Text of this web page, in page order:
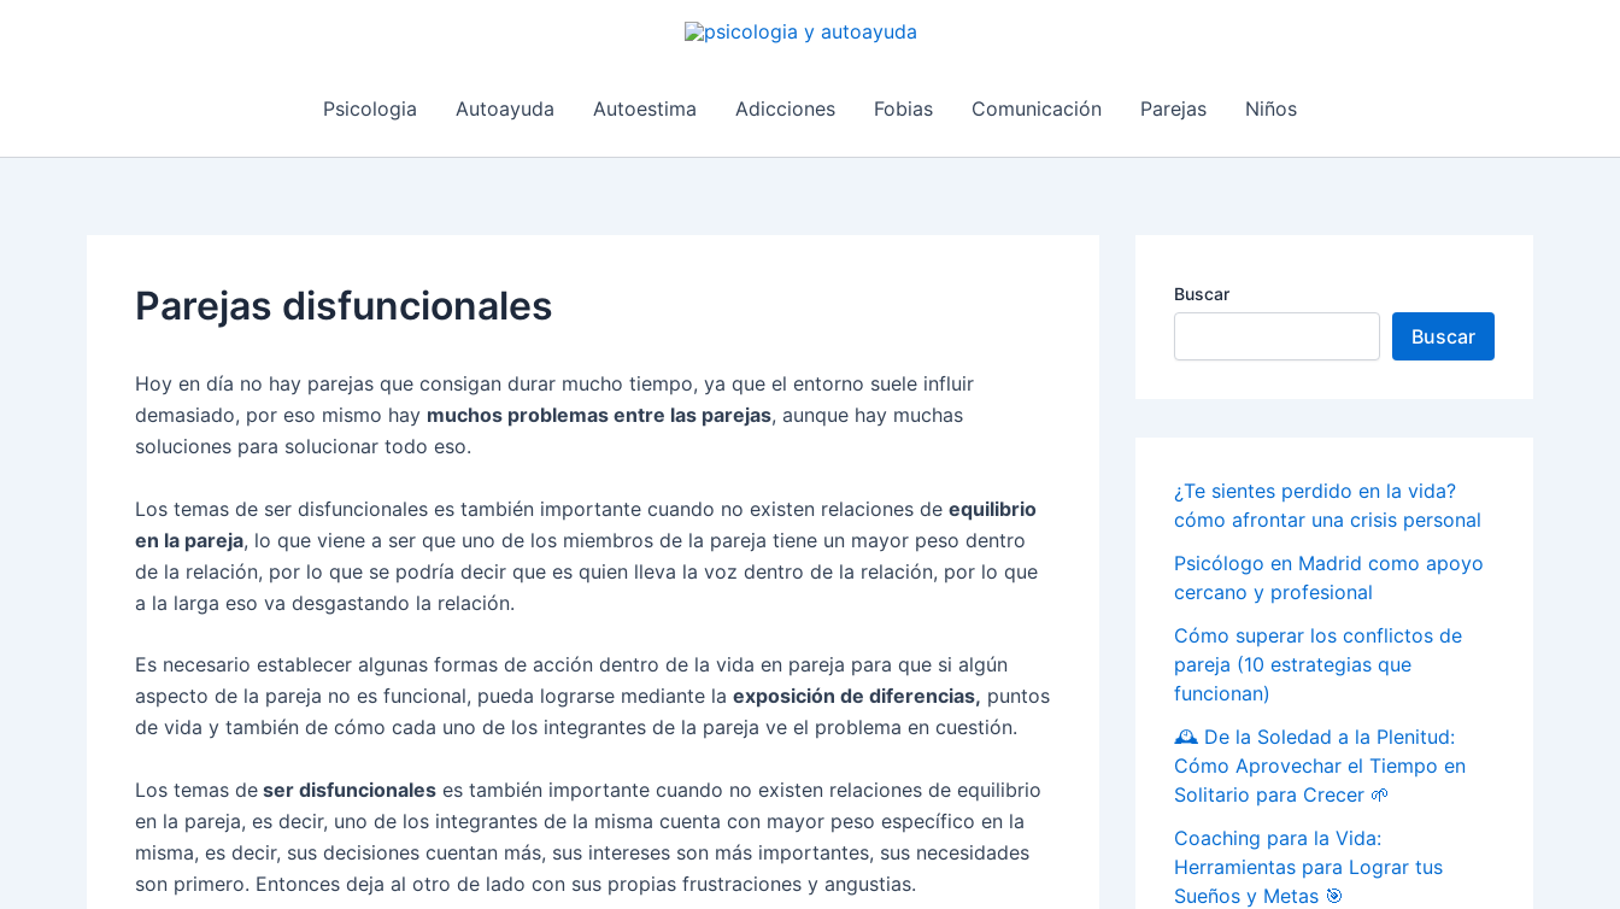
Psicologia
Autoayuda Autoestima Adicciones Fobias Comunicación Parejas Niños
Parejas disfuncionales
Hoy en día no hay parejas que consigan durar mucho tiempo, ya que el entorno suele influir
demasiado, por eso mismo hay muchos problemas entre las parejas, aunque hay muchas
soluciones para solucionar todo eso.
Los temas de ser disfuncionales es también importante cuando no existen relaciones de equilibrio
en la pareja, lo que viene a ser que uno de los miembros de la pareja tiene un mayor peso dentro
de la relación, por lo que se podría decir que es quien lleva la voz dentro de la relación, por lo que
a la larga eso va desgastando la relación.
Es necesario establecer algunas formas de acción dentro de la vida en pareja para que si algún
aspecto de la pareja no es funcional, pueda lograrse mediante la exposición de diferencias, puntos
de vida y también de cómo cada uno de los integrantes de la pareja ve el problema en cuestión.
Los temas de ser disfuncionales es también importante cuando no existen relaciones de equilibrio
en la pareja, es decir, uno de los integrantes de la misma cuenta con mayor peso específico en la
misma, es decir, sus decisiones cuentan más, sus intereses son más importantes, sus necesidades
son primero. Entonces deja al otro de lado con sus propias frustraciones y angustias.
Buscar
Buscar
¿Te sientes perdido en la vida?
cómo afrontar una crisis personal
Psicólogo en Madrid como apoyo
cercano y profesional
Cómo superar los conflictos de
pareja (10 estrategias que
funcionan)
🕰️ De la Soledad a la Plenitud:
Cómo Aprovechar el Tiempo en
Solitario para Crecer 🌱
Coaching para la Vida:
Herramientas para Lograr tus
Sueños y Metas 🎯